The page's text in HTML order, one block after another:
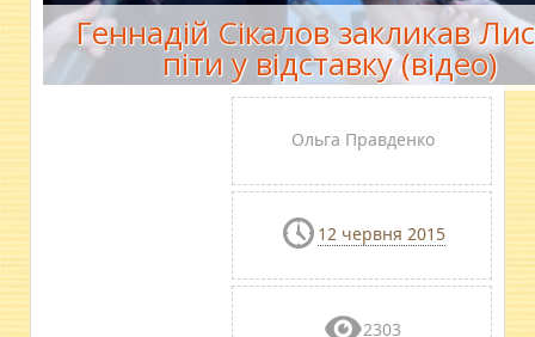
Геннадій Сікалов закликав
піти у відставку (відео)
Ольга Правденко
12 червня 2015
2303